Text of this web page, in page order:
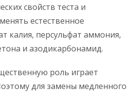
свойств теста и
естественное
калия, персульфат аммония,
и азодикарбонамид.
роль играет
для замены медленного